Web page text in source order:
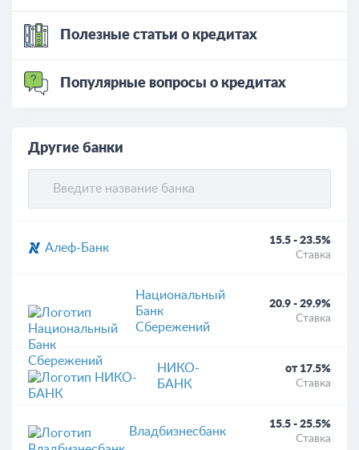
Полезные статьи о кредитах
Популярные вопросы о кредитах
Другие банки
Алеф-Банк
15.5 - 23.5%
Ставка
Национальный
Банк
Сбережений
20.9 - 29.9%
Ставка
НИКО-
БАНК
от 17.5%
Ставка
Владбизнесбанк
15.5 - 25.5%
Ставка